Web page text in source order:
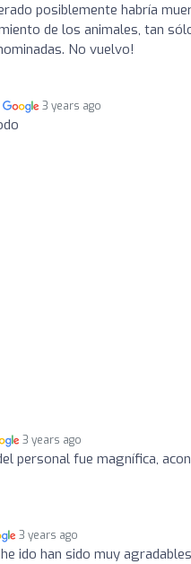
posiblemente habría
de los animales, tan
No vuelvo!
3 years ago
3 years ago
personal fue magnífica,
3 years ago
ido han sido muy agradables